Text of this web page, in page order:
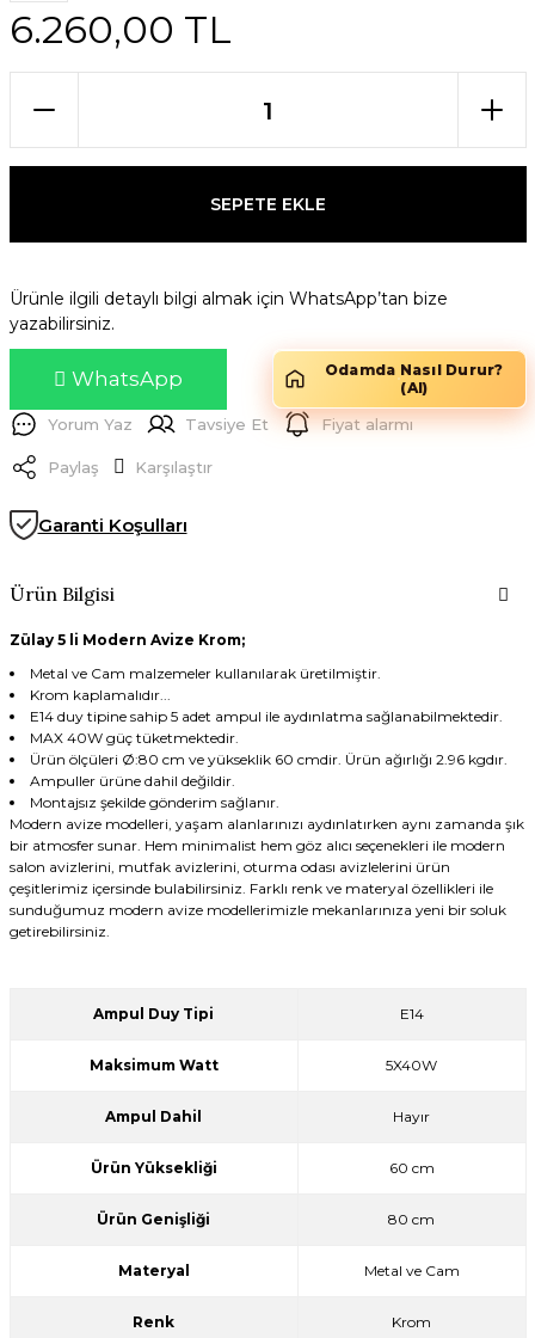
6.260,00 TL
SEPETE EKLE
Ürünle ilgili detaylı bilgi almak için WhatsApp’tan bize
yazabilirsiniz.
WhatsApp
Odamda Nasıl Durur?
(AI)
Yorum Yaz Tavsiye Et Fiyat alarmı
Paylaş Karşılaştır
Garanti Koşulları
Ürün Bilgisi
Zülay 5 li Modern Avize Krom;
Metal ve Cam malzemeler kullanılarak üretilmiştir.
Krom kaplamalıdır...
E14 duy tipine sahip 5 adet ampul ile aydınlatma sağlanabilmektedir.
MAX 40W güç tüketmektedir.
Ürün ölçüleri Ø:80 cm ve yükseklik 60 cmdir. Ürün ağırlığı 2.96 kgdır.
Ampuller ürüne dahil değildir.
Montajsız şekilde gönderim sağlanır.
Modern avize modelleri, yaşam alanlarınızı aydınlatırken aynı zamanda şık
bir atmosfer sunar. Hem minimalist hem göz alıcı seçenekleri ile modern
salon avizlerini, mutfak avizlerini, oturma odası avizlelerini ürün
çeşitlerimiz içersinde bulabilirsiniz. Farklı renk ve materyal özellikleri ile
sunduğumuz modern avize modellerimizle mekanlarınıza yeni bir soluk
getirebilirsiniz.
Ampul Duy Tipi E14
Maksimum Watt 5X40W
Ampul Dahil Hayır
Ürün Yüksekliği 60 cm
Ürün Genişliği 80 cm
Materyal Metal ve Cam
Renk Krom